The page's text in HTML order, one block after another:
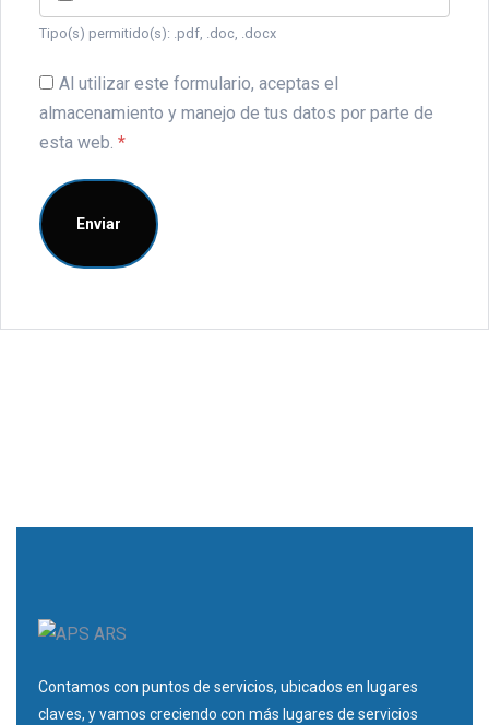
Tipo(s) permitido(s): .pdf, .doc, .docx
Al utilizar este formulario, aceptas el
almacenamiento y manejo de tus datos por parte de
esta web. *
Contamos con puntos de servicios, ubicados en lugares
claves, y vamos creciendo con más lugares de servicios